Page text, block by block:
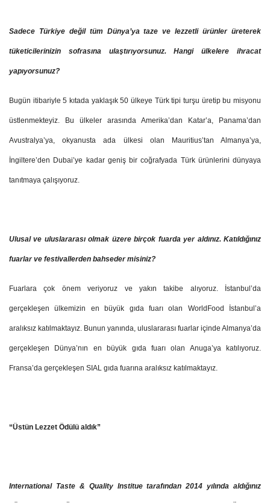
Sadece Türkiye değil tüm Dünya’ya taze ve lezzetli ürünler üreterek
tüketicilerinizin sofrasına ulaştırıyorsunuz. Hangi ülkelere ihracat
yapıyorsunuz?
Bugün itibariyle 5 kıtada yaklaşık 50 ülkeye Türk tipi turşu üretip bu misyonu
üstlenmekteyiz. Bu ülkeler arasında Amerika’dan Katar’a, Panama’dan
Avustralya’ya, okyanusta ada ülkesi olan Mauritius’tan Almanya’ya,
İngiltere’den Dubai’ye kadar geniş bir coğrafyada Türk ürünlerini dünyaya
tanıtmaya çalışıyoruz.
Ulusal ve uluslararası olmak üzere birçok fuarda yer aldınız. Katıldığınız
fuarlar ve festivallerden bahseder misiniz?
Fuarlara çok önem veriyoruz ve yakın takibe alıyoruz. İstanbul’da
gerçekleşen ülkemizin en büyük gıda fuarı olan WorldFood İstanbul’a
aralıksız katılmaktayız. Bunun yanında, uluslararası fuarlar içinde Almanya’da
gerçekleşen Dünya’nın en büyük gıda fuarı olan Anuga’ya katılıyoruz.
Fransa’da gerçekleşen SIAL gıda fuarına aralıksız katılmaktayız.
“Üstün Lezzet Ödülü aldık”
International Taste & Quality Institue tarafından 2014 yılında aldığınız